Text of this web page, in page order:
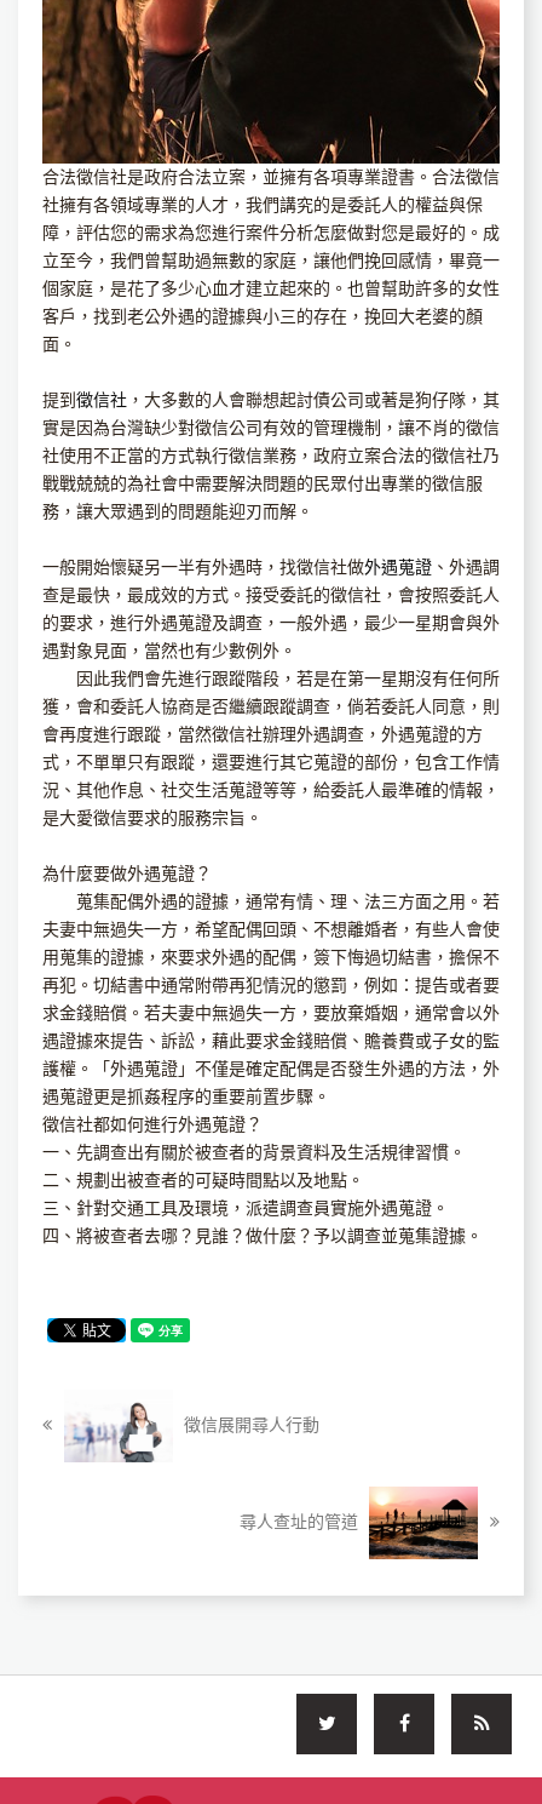
合法徵信社是政府合法立案，並擁有各項專業證書。合法徵信
社擁有各領域專業的人才，我們講究的是委託人的權益與保
障，評估您的需求為您進行案件分析怎麼做對您是最好的。成
立至今，我們曾幫助過無數的家庭，讓他們挽回感情，畢竟一
個家庭，是花了多少心血才建立起來的。也曾幫助許多的女性
客戶，找到老公外遇的證據與小三的存在，挽回大老婆的顏
面。
提到 徵信社 ，大多數的人會聯想起討債公司或著是狗仔隊，其
實是因為台灣缺少對徵信公司有效的管理機制，讓不肖的徵信
社使用不正當的方式執行徵信業務，政府立案合法的徵信社乃
戰戰兢兢的為社會中需要解決問題的民眾付出專業的徵信服
務，讓大眾遇到的問題能迎刃而解。
一般開始懷疑另一半有外遇時，找徵信社做外遇蒐證 、外遇調
查是最快，最成效的方式。接受委託的徵信社，會按照委託人
的要求，進行外遇蒐證及調查，一般外遇，最少一星期會與外
遇對象見面，當然也有少數例外。
因此我們會先進行跟蹤階段，若是在第一星期沒有任何所
獲，會和委託人協商是否繼續跟蹤調查，倘若委託人同意，則
會再度進行跟蹤，當然徵信社辦理外遇調查，外遇蒐證的方
式，不單單只有跟蹤，還要進行其它蒐證的部份，包含工作情
況、其他作息、社交生活蒐證等等，給委託人最準確的情報，
是大愛徵信要求的服務宗旨。
為什麼要做外遇蒐證？
蒐集配偶外遇的證據，通常有情、理、法三方面之用。若
夫妻中無過失一方，希望配偶回頭、不想離婚者，有些人會使
用蒐集的證據，來要求外遇的配偶，簽下悔過切結書，擔保不
再犯。切結書中通常附帶再犯情況的懲罰，例如：提告或者要
求金錢賠償。若夫妻中無過失一方，要放棄婚姻，通常會以外
遇證據來提告、訴訟，藉此要求金錢賠償、贍養費或子女的監
護權。「外遇蒐證」不僅是確定配偶是否發生外遇的方法，外
遇蒐證更是抓姦程序的重要前置步驟。
徵信社都如何進行外遇蒐證？
一、先調查出有關於被查者的背景資料及生活規律習慣。
二、規劃出被查者的可疑時間點以及地點。
三、針對交通工具及環境，派遣調查員實施外遇蒐證。
四、將被查者去哪？見誰？做什麼？予以調查並蒐集證據。
徵信展開尋人行動
尋人查址的管道